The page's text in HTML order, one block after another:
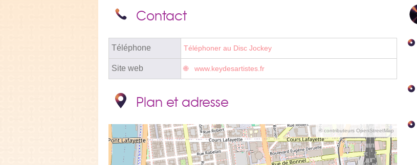
Contact
Téléphone Téléphoner au Disc Jockey
Site web www.keydesartistes.fr
Plan et adresse
© contributeurs OpenStreetMap